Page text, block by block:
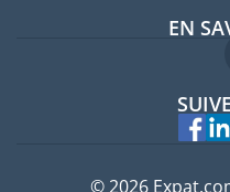
EN
© 2026